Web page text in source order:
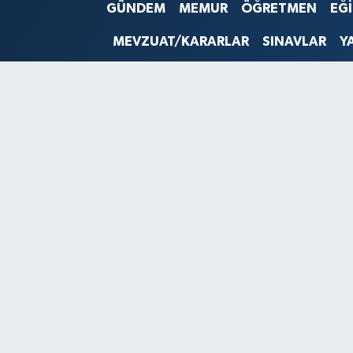
GÜNDEM MEMUR ÖĞRETMEN
MEVZUAT/KARARLAR SINAVLAR